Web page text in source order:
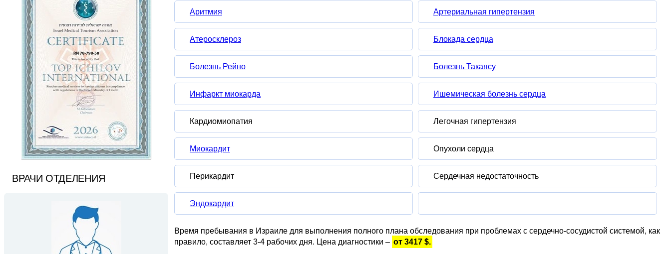
ВРАЧИ ОТДЕЛЕНИЯ
Аритмия Артериальная гипертензия
Атеросклероз Блокада сердца
Болезнь Рейно Болезнь Такаясу
Инфаркт миокарда Ишемическая болезнь сердца
Кардиомиопатия Легочная гипертензия
Миокардит Опухоли сердца
Перикардит Сердечная недостаточность
Эндокардит
Время пребывания в Израиле для выполнения полного плана обследования при проблемах с сердечно-сосудистой системой, как
правило, составляет 3-4 рабочих дня. Цена диагностики – от 3417 $.